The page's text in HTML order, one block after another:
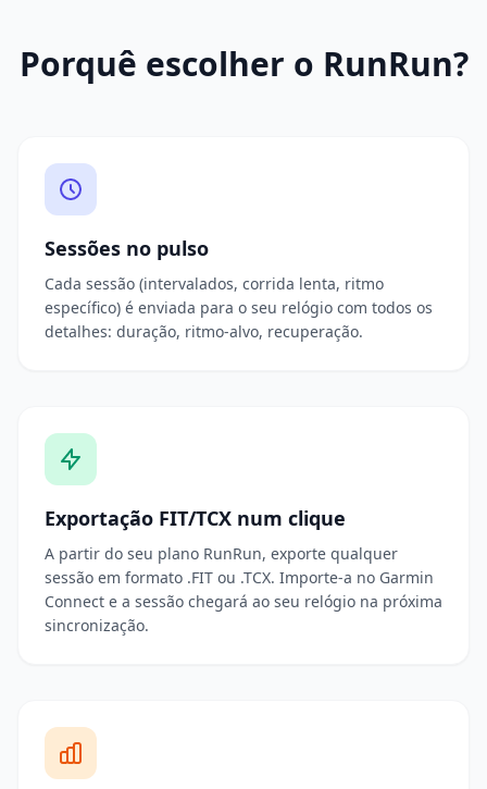
Porquê escolher o RunRun?
Sessões no pulso
Cada sessão (intervalados, corrida lenta, ritmo
específico) é enviada para o seu relógio com todos os
detalhes: duração, ritmo-alvo, recuperação.
Exportação FIT/TCX num clique
A partir do seu plano RunRun, exporte qualquer
sessão em formato .FIT ou .TCX. Importe-a no Garmin
Connect e a sessão chegará ao seu relógio na próxima
sincronização.